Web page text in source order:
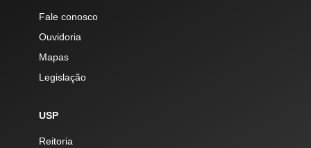
Fale conosco
Ouvidoria
Mapas
Legislação
USP
Reitoria